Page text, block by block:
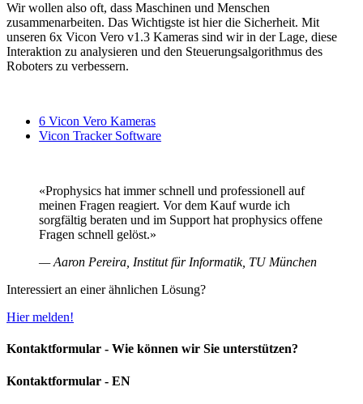
Wir wollen also oft, dass Maschinen und Menschen
zusammenarbeiten. Das Wichtigste ist hier die Sicherheit. Mit
unseren 6x Vicon Vero v1.3 Kameras sind wir in der Lage, diese
Interaktion zu analysieren und den Steuerungsalgorithmus des
Roboters zu verbessern.
6 Vicon Vero Kameras
Vicon Tracker Software
«Prophysics hat immer schnell und professionell auf
meinen Fragen reagiert. Vor dem Kauf wurde ich
sorgfältig beraten und im Support hat prophysics offene
Fragen schnell gelöst.»
— Aaron Pereira, Institut für Informatik, TU München
Interessiert an einer ähnlichen Lösung?
Hier melden!
Kontaktformular - Wie können wir Sie unterstützen?
Kontaktformular - EN